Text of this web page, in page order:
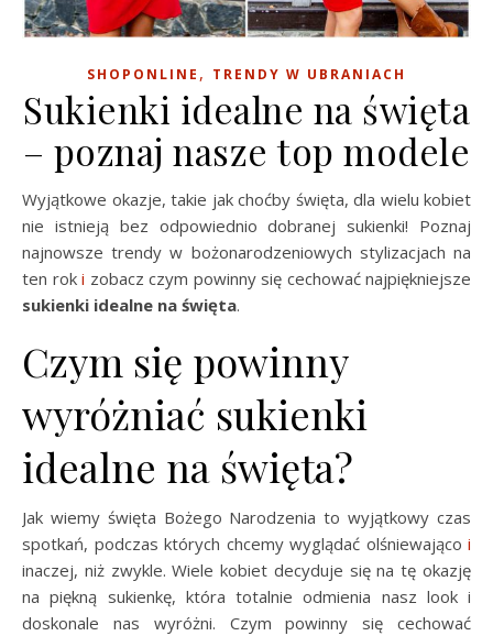
SHOPONLINE , TRENDY W UBRANIACH
Sukienki idealne na święta
– poznaj nasze top modele
Wyjątkowe okazje, takie jak choćby święta, dla wielu kobiet
nie istnieją bez odpowiednio dobranej sukienki! Poznaj
najnowsze trendy w bożonarodzeniowych stylizacjach na
ten rok i zobacz czym powinny się cechować najpiękniejsze
sukienki idealne na święta.
Czym się powinny
wyróżniać sukienki
idealne na święta?
Jak wiemy święta Bożego Narodzenia to wyjątkowy czas
spotkań, podczas których chcemy wyglądać olśniewająco i
inaczej, niż zwykle. Wiele kobiet decyduje się na tę okazję
na piękną sukienkę, która totalnie odmienia nasz look i
doskonale nas wyróżni. Czym powinny się cechować